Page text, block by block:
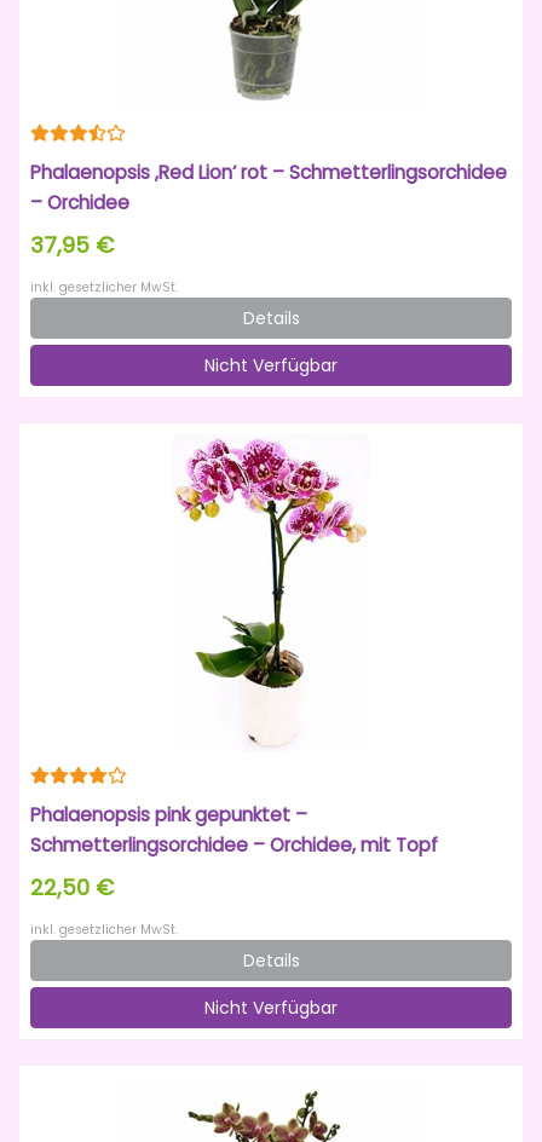
Phalaenopsis ‚Red Lion‘ rot – Schmetterlingsorchidee
– Orchidee
37,95 €
inkl. gesetzlicher MwSt.
Details
Nicht Verfügbar
Phalaenopsis pink gepunktet –
Schmetterlingsorchidee – Orchidee, mit Topf
22,50 €
inkl. gesetzlicher MwSt.
Details
Nicht Verfügbar